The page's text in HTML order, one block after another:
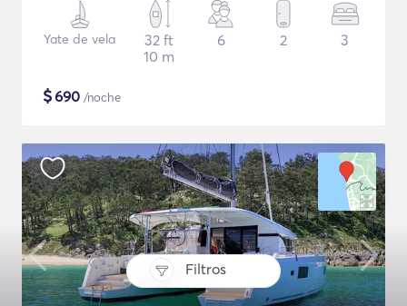
Filtros
Yate de vela
32 ft
10 m
6 2 3
$690 /noche